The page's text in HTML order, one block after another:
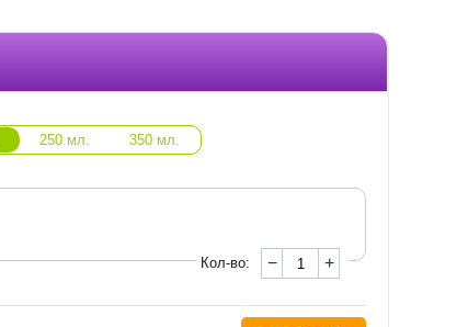
250 мл. 350 мл.
Кол-во: − +